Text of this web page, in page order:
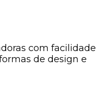
com facilidade
de design e